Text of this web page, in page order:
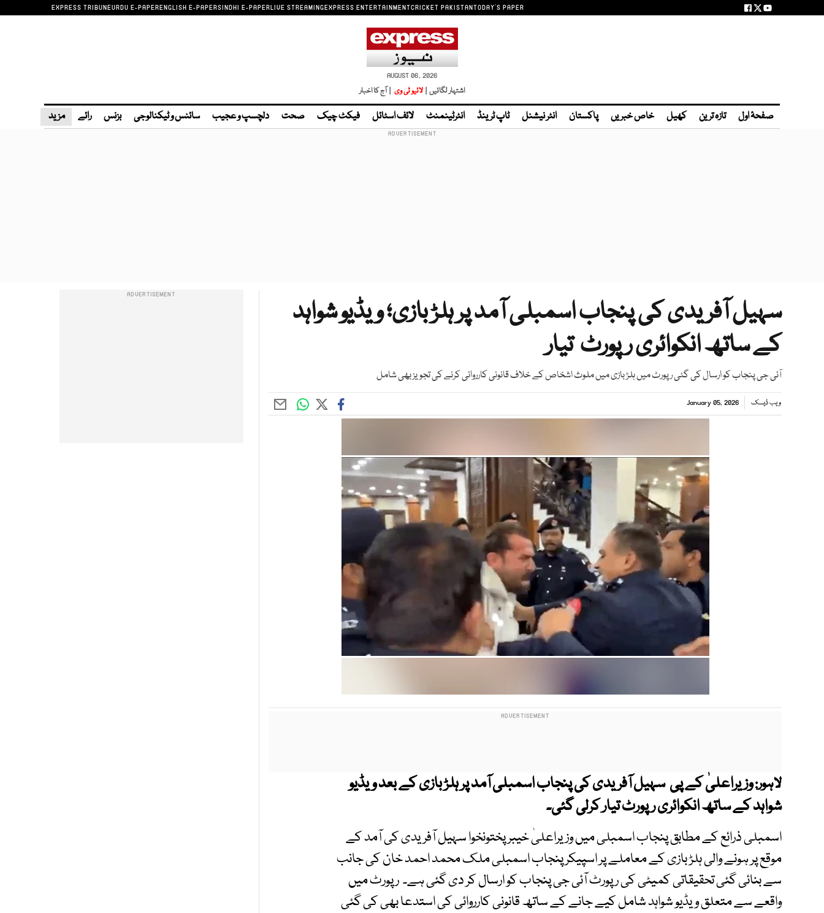
EXPRESS TRIBUNEURDU E-PAPERENGLISH E-PAPERSINDHI E-PAPERLIVE STREAMINGEXPRESS ENTERTAINMENTCRICKET PAKISTANTODAY'S PAPER
AUGUST 06, 2026
اشتہار لگائیں | لائیو ٹی وی | آج کا اخبار
صفحۂ اول تازہ ترین کھیل خاص خبریں پاکستان انٹر نیشنل ٹاپ ٹرینڈ انٹرٹینمنٹ لائف اسٹائل فیکٹ چیک صحت دلچسپ و عجیب سائنس و ٹیکنالوجی بزنس رائے مزید
سہیل آفریدی کی پنجاب اسمبلی آمد پر ہلڑ بازی؛ ویڈیو شواہد
کے ساتھ انکوائری رپورٹ تیار
آئی جی پنجاب کو ارسال کی گئی رپورٹ میں ہلڑ بازی میں ملوث اشخاص کے خلاف قانونی کارروائی کرنے کی تجویز بھی شامل
ویب ڈیسک January 05, 2026
لاہور:وزیراعلیٰ کے پی سہیل آفریدی کی پنجاب اسمبلی آمد پر ہلڑ بازی کے بعد ویڈیو
شواہد کے ساتھ انکوائری رپورٹ تیار کرلی گئی۔
اسمبلی ذرائع کے مطابق پنجاب اسمبلی میں وزیراعلیٰ خیبرپختونخوا سہیل آفریدی کی آمد کے
موقع پر ہونے والی ہلڑ بازی کے معاملے پر اسپیکر پنجاب اسمبلی ملک محمد احمد خان کی جانب
سے بنائی گئی تحقیقاتی کمیٹی کی رپورٹ آئی جی پنجاب کو ارسال کر دی گئی ہے۔ رپورٹ میں
واقعے سے متعلق ویڈیو شواہد شامل کیے جانے کے ساتھ قانونی کارروائی کی استدعا بھی کی گئی